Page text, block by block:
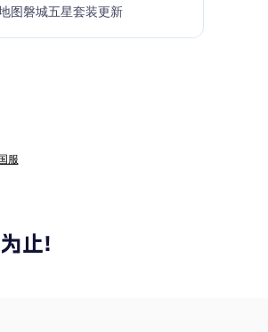
图磐城五星套装更新
服